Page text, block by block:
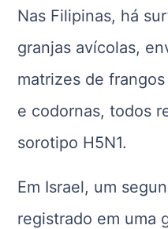
Nas Filipinas, há
granjas avícolas,
matrizes de
e codornas, todos
sorotipo H5N1.
Em Israel, um
registrado em uma